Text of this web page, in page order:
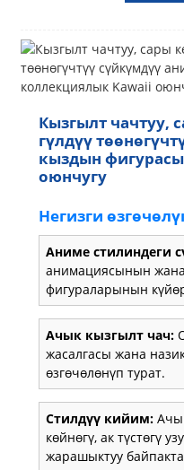
Кызгылт чачтуу,
гүлдүү
кыздын
оюнчугу
Негизги
Аниме стилиндеги
анимациясынын
фигураларынын
Ачык кызгылт чач:
жасалгасы жана
өзгөчөлөнүп турат.
Стилдүү кийим:
көйнөгү, ак түстөгү
жарашыктуу